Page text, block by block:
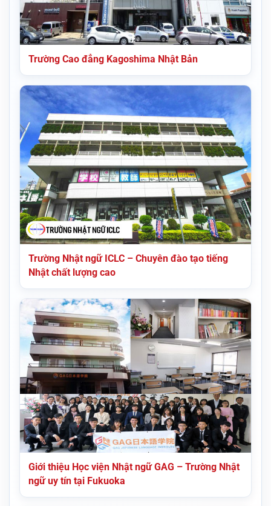
Trường Cao đẳng Kagoshima Nhật Bản
Trường Nhật ngữ ICLC – Chuyên đào tạo tiếng
Nhật chất lượng cao
Giới thiệu Học viện Nhật ngữ GAG – Trường Nhật
ngữ uy tín tại Fukuoka